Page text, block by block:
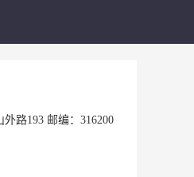
路193 邮编：316200